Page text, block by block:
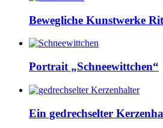
Bewegliche Kunstwerke
Portrait „Schneewittchen“
Ein gedrechselter